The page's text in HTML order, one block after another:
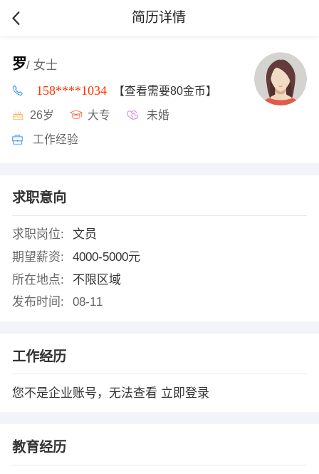
简历详情
罗/ 女士
158****1034 【查看需要80金币】
26岁 大专 未婚
工作经验
求职意向
求职岗位:
文员
期望薪资:
4000-5000元
所在地点:
不限区域
发布时间:
08-11
工作经历
您不是企业账号，无法查看 立即登录
教育经历